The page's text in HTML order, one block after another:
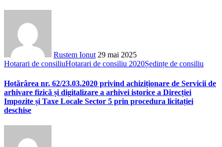
Rustem Ionut 29 mai 2025
Hotarari de consiliuHotarari de consiliu 2020Ședințe de consiliu
Hotărârea nr. 62/23.03.2020 privind achiziționare de Servicii de
arhivare fizică și digitalizare a arhivei istorice a Direcției
Impozite și Taxe Locale Sector 5 prin procedura licitației
deschise